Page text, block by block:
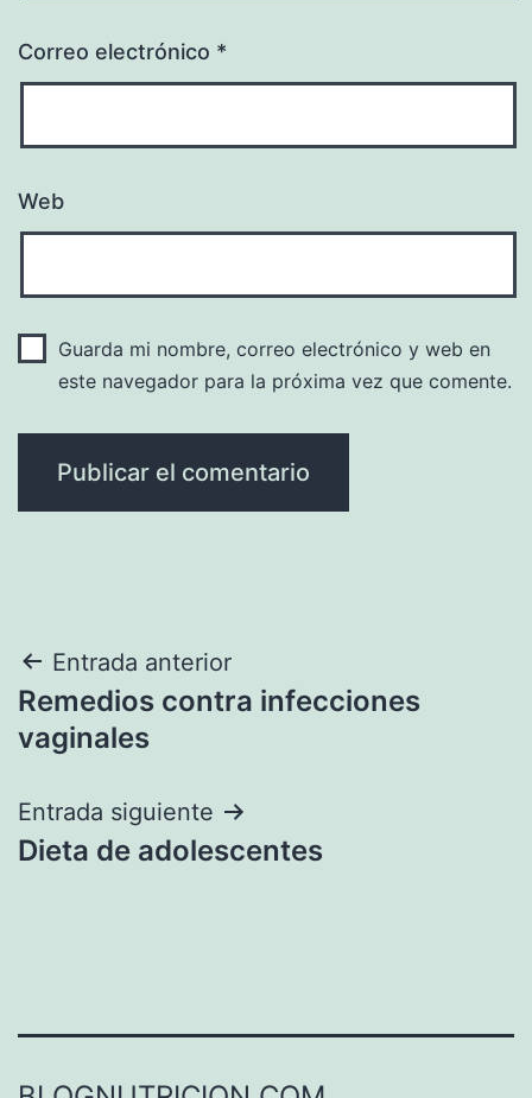
Correo electrónico *
Web
Guarda mi nombre, correo electrónico y web en
este navegador para la próxima vez que comente.
Navegación
de
Entrada anterior
Remedios contra infecciones
vaginales
Entrada siguiente
Dieta de adolescentes